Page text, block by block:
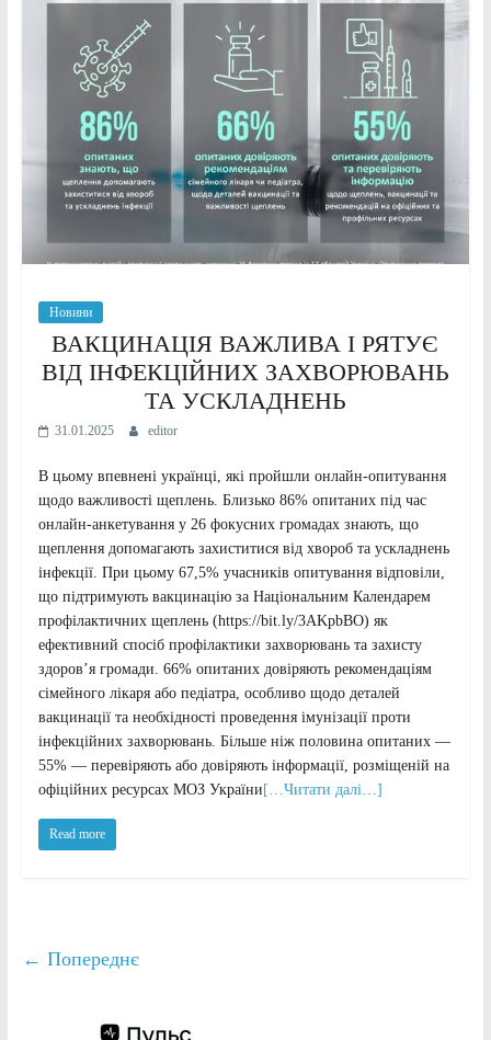
Новини
ВАКЦИНАЦІЯ ВАЖЛИВА І РЯТУЄ
ВІД ІНФЕКЦІЙНИХ ЗАХВОРЮВАНЬ
ТА УСКЛАДНЕНЬ
31.01.2025 editor
В цьому впевнені українці, які пройшли онлайн-опитування
щодо важливості щеплень. Близько 86% опитаних під час
онлайн-анкетування у 26 фокусних громадах знають, що
щеплення допомагають захиститися від хвороб та ускладнень
інфекції. При цьому 67,5% учасників опитування відповіли,
що підтримують вакцинацію за Національним Календарем
профілактичних щеплень (https://bit.ly/3AKpbBO) як
ефективний спосіб профілактики захворювань та захисту
здоров’я громади. 66% опитаних довіряють рекомендаціям
сімейного лікаря або педіатра, особливо щодо деталей
вакцинації та необхідності проведення імунізації проти
інфекційних захворювань. Більше ніж половина опитаних —
55% — перевіряють або довіряють інформації, розміщеній на
офіційних ресурсах МОЗ України […Читати далі…]
Read more
← Попереднє